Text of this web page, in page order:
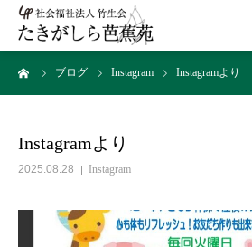
ブログ Instagram Instagramより
Instagramより
2025.08.28 Instagram
HOME
施設概要